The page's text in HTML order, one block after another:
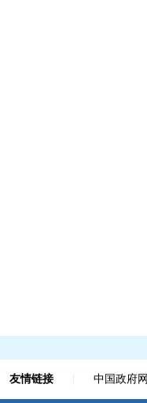
友情链接 中国政府网